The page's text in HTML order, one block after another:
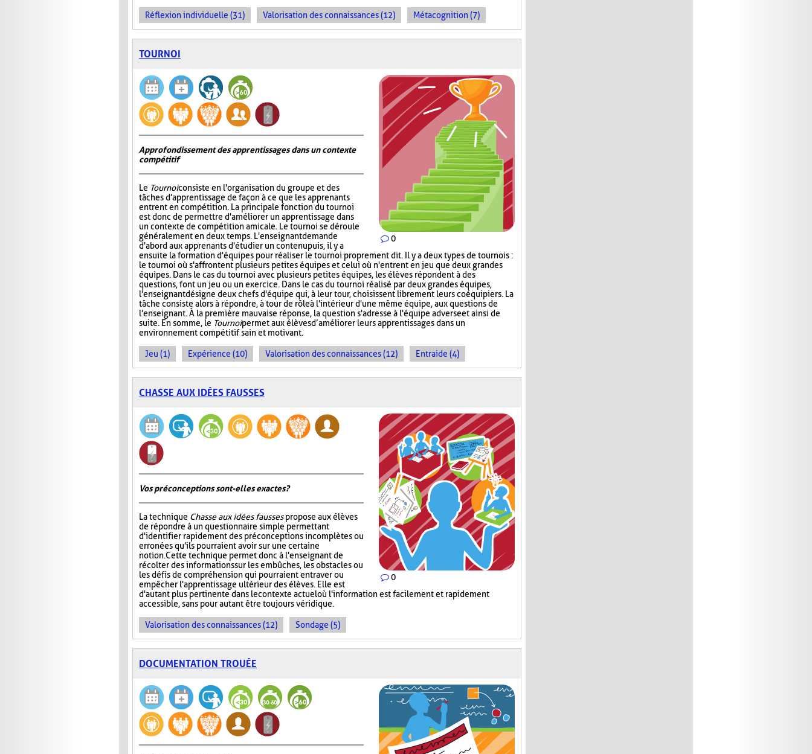
Réflexion individuelle (31) Valorisation des connaissances (12) Métacognition (7)
TOURNOI
0
Approfondissement des apprentissages dans un contexte
compétitif
Le Tournoiconsiste en l'organisation du groupe et des
tâches d'apprentissage de façon à ce que les apprenants
entrent en compétition. La principale fonction du tournoi
est donc de permettre d'améliorer un apprentissage dans
un contexte de compétition amicale. Le tournoi se déroule
généralement en deux temps. L'enseignant demande
d'abord aux apprenants d'étudier un contenu puis, il y a
ensuite la formation d'équipes pour réaliser le tournoi proprement dit. Il y a deux types de tournois :
le tournoi où s'affrontent plusieurs petites équipes et celui où n'entrent en jeu que deux grandes
équipes. Dans le cas du tournoi avec plusieurs petites équipes, les élèves répondent à des
questions, font un jeu ou un exercice. Dans le cas du tournoi réalisé par deux grandes équipes,
l'enseignant désigne deux chefs d'équipe qui, à leur tour, choisissent librement leurs coéquipiers. La
tâche consiste alors à répondre, à tour de rôle à l'intérieur d'une même équipe, aux questions de
l'enseignant. À la première mauvaise réponse, la question s'adresse à l'équipe adverse et ainsi de
suite. En somme, le Tournoipermet aux élèves d’améliorer leurs apprentissages dans un
environnement compétitif sain et motivant.
Jeu (1) Expérience (10) Valorisation des connaissances (12) Entraide (4)
CHASSE AUX IDÉES FAUSSES
0
Vos préconceptions sont-elles exactes ?
La technique Chasse aux idées faussespropose aux élèves
de répondre à un questionnaire simple permettant
d'identifier rapidement des préconceptions incomplètes ou
erronées qu'ils pourraient avoir sur une certaine
notion. Cette technique permet donc à l'enseignant de
récolter des informations sur les embûches, les obstacles ou
les défis de compréhension qui pourraient entraver ou
empêcher l'apprentissage ultérieur des élèves. Elle est
d'autant plus pertinente dans le contexte actuel où l'information est facilement et rapidement
accessible, sans pour autant être toujours véridique.
Valorisation des connaissances (12) Sondage (5)
DOCUMENTATION TROUÉE